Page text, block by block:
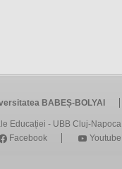
BABEȘ-BOLYAI
Educației - UBB Cluj-Napoca
Facebook Youtube